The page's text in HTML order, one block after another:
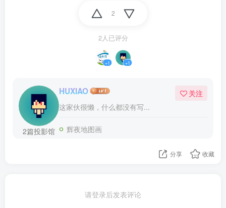
2
2人已评分
+1 +1
2篇投影馆
HUXIAO
这家伙很懒，什么都没有写...
关注
辉夜地图画
分享 收藏
请登录后发表评论